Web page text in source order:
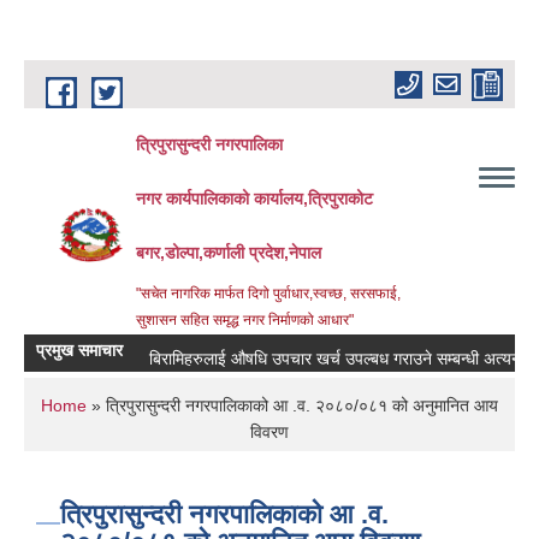
Skip to main content
त्रिपुरासुन्दरी नगरपालिका
नगर कार्यपालिकाको कार्यालय,त्रिपुराकोट
बगर,डोल्पा,कर्णाली प्रदेश,नेपाल
"सचेत नागरिक मार्फत दिगो पुर्वाधार,स्वच्छ, सरसफाई,
सुशासन सहित समृद्ध नगर निर्माणको आधार"
प्रमुख समाचारबिरामिहरुलाई ‍‌औषधि उपचार खर्च उपल्बध गराउने सम्बन्धी अत्यन्त जरुरी
You are here
Home » त्रिपुरासुन्दरी नगरपालिकाको आ .व. २०८०/०८१ को अनुमानित आय
विवरण
त्रिपुरासुन्दरी नगरपालिकाको आ .व.